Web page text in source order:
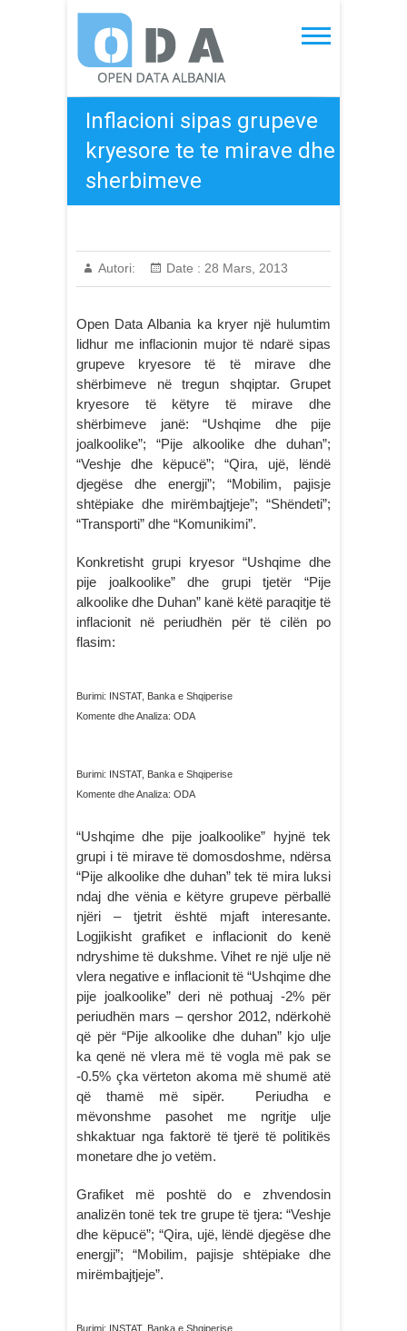
content
Open Data Albania
Inflacioni sipas grupeve
kryesore te te mirave dhe
sherbimeve
Autori: Date : 28 Mars, 2013
Open Data Albania ka kryer një hulumtim
lidhur me inflacionin mujor të ndarë sipas
grupeve kryesore të të mirave dhe
shërbimeve në tregun shqiptar. Grupet
kryesore të këtyre të mirave dhe
shërbimeve janë: “Ushqime dhe pije
joalkoolike”; “Pije alkoolike dhe duhan”;
“Veshje dhe këpucë”; “Qira, ujë, lëndë
djegëse dhe energji”; “Mobilim, pajisje
shtëpiake dhe mirëmbajtjeje”; “Shëndeti”;
“Transporti” dhe “Komunikimi”.
Konkretisht grupi kryesor “Ushqime dhe
pije joalkoolike” dhe grupi tjetër “Pije
alkoolike dhe Duhan” kanë këtë paraqitje të
inflacionit në periudhën për të cilën po
flasim:
Burimi: INSTAT, Banka e Shqiperise
Komente dhe Analiza: ODA
Burimi: INSTAT, Banka e Shqiperise
Komente dhe Analiza: ODA
“Ushqime dhe pije joalkoolike” hyjnë tek
grupi i të mirave të domosdoshme, ndërsa
“Pije alkoolike dhe duhan” tek të mira luksi
ndaj dhe vënia e këtyre grupeve përballë
njëri – tjetrit është mjaft interesante.
Logjikisht grafiket e inflacionit do kenë
ndryshime të dukshme. Vihet re një ulje në
vlera negative e inflacionit të “Ushqime dhe
pije joalkoolike” deri në pothuaj -2% për
periudhën mars – qershor 2012, ndërkohë
që për “Pije alkoolike dhe duhan” kjo ulje
ka qenë në vlera më të vogla më pak se
-0.5% çka vërteton akoma më shumë atë
që thamë më sipër. Periudha e
mëvonshme pasohet me ngritje ulje
shkaktuar nga faktorë të tjerë të politikës
monetare dhe jo vetëm.
Grafiket më poshtë do e zhvendosin
analizën tonë tek tre grupe të tjera: “Veshje
dhe këpucë”; “Qira, ujë, lëndë djegëse dhe
energji”; “Mobilim, pajisje shtëpiake dhe
mirëmbajtjeje”.
Burimi: INSTAT, Banka e Shqiperise